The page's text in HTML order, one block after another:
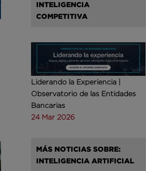
INTELIGENCIA
COMPETITIVA
Liderando la Experiencia |
Observatorio de las Entidades
Bancarias
24 Mar 2026
MÁS NOTICIAS SOBRE:
INTELIGENCIA ARTIFICIAL